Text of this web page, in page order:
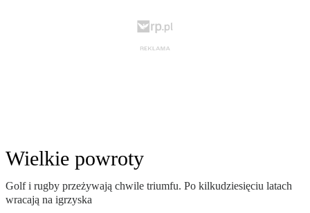
Wielkie powroty
Golf i rugby przeżywają chwile triumfu. Po kilkudziesięciu latach
wracają na igrzyska